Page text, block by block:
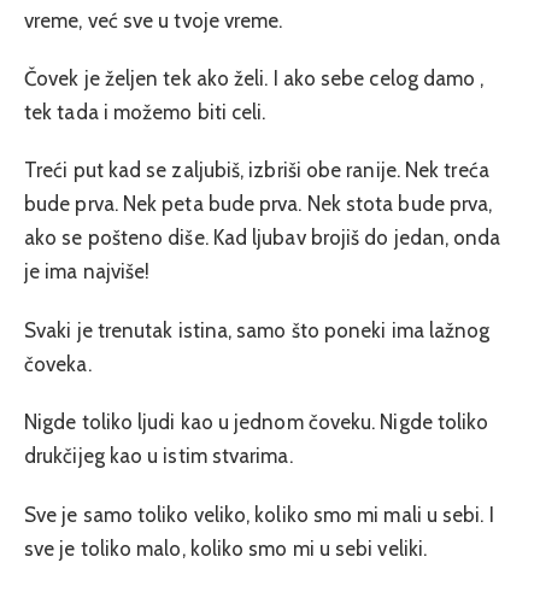
vreme, već sve u tvoje vreme.
Čovek je željen tek ako želi. I ako sebe celog damo ,
tek tada i možemo biti celi.
Treći put kad se zaljubiš, izbriši obe ranije. Nek treća
bude prva. Nek peta bude prva. Nek stota bude prva,
ako se pošteno diše. Kad ljubav brojiš do jedan, onda
je ima najviše!
Svaki je trenutak istina, samo što poneki ima lažnog
čoveka.
Nigde toliko ljudi kao u jednom čoveku. Nigde toliko
drukčijeg kao u istim stvarima.
Sve je samo toliko veliko, koliko smo mi mali u sebi. I
sve je toliko malo, koliko smo mi u sebi veliki.